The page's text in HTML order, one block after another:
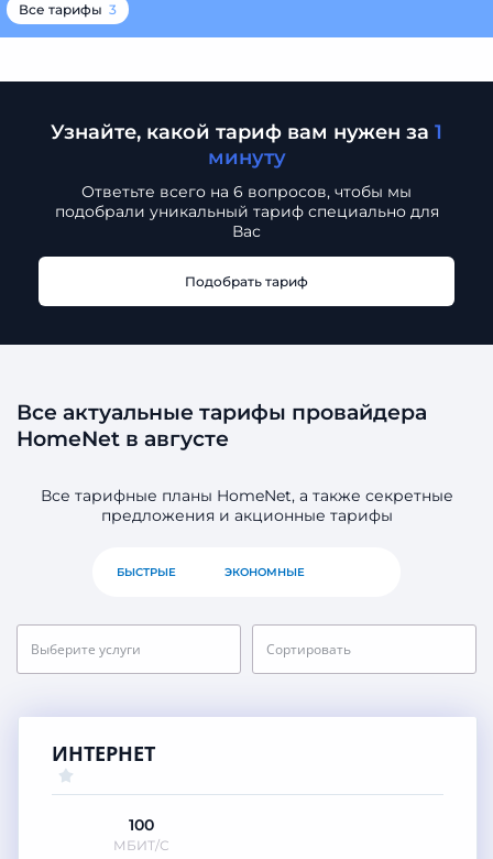
Все тарифы 3
Узнайте, какой тариф вам нужен за 1
минуту
Ответьте всего на 6 вопросов, чтобы мы
подобрали уникальный тариф специально для
Вас
Подобрать тариф
Все актуальные тарифы провайдера
HomeNet в августе
Все тарифные планы HomeNet, а также секретные
предложения и акционные тарифы
БЫСТРЫЕ ЭКОНОМНЫЕ
Выберите услуги Сортировать
ИНТЕРНЕТ
100
МБИТ/С